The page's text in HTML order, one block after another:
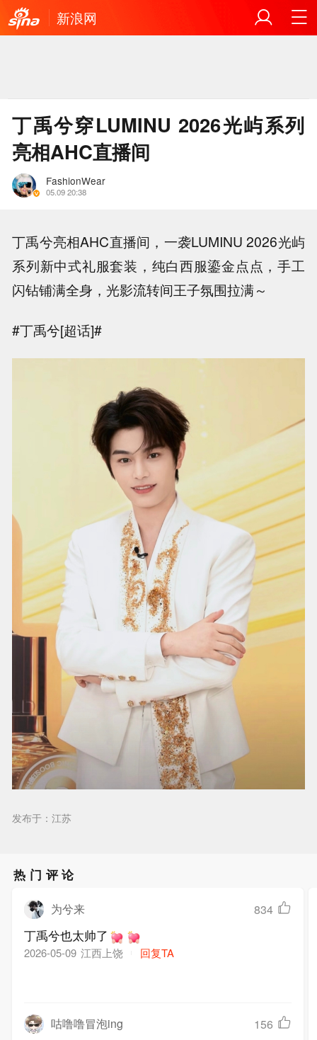
新浪网
丁禹兮穿LUMINU 2026光屿系列
亮相AHC直播间
FashionWear
05.09 20:38
丁禹兮亮相AHC直播间，一袭LUMINU 2026光屿
系列新中式礼服套装，纯白西服鎏金点点，手工
闪钻铺满全身，光影流转间王子氛围拉满～
#丁禹兮[超话]#
发布于：江苏
热门评论
为兮来 834
丁禹兮也太帅了
2026-05-09 江西上饶 回复TA
咕噜噜冒泡ing 156